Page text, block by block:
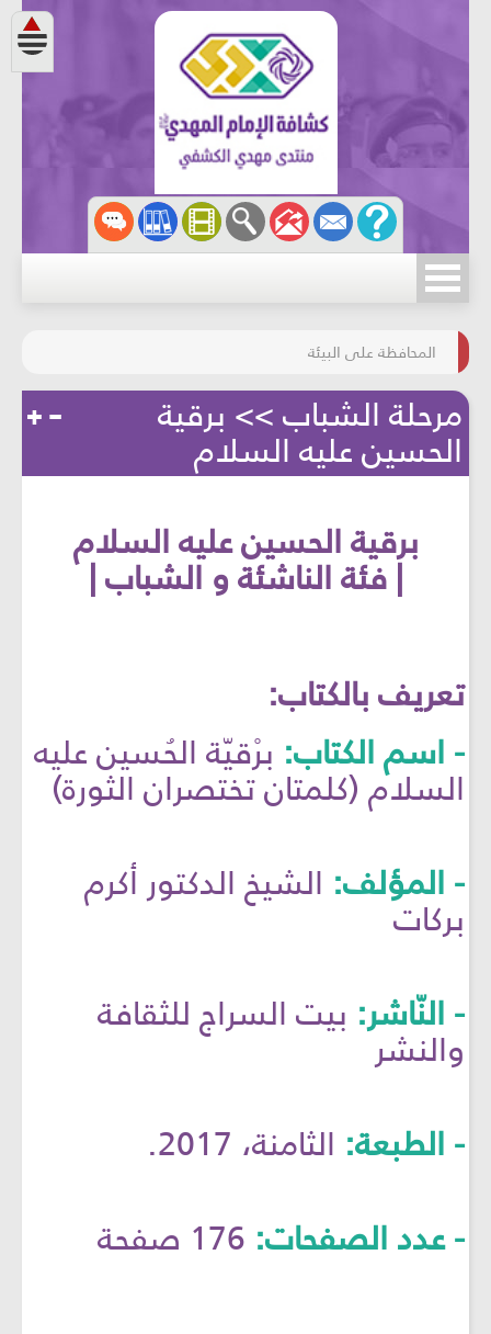
مسابقة الركب الحسينيّ
المحافظة على البيئة
مرحلة الشباب >> برقية
الحسين عليه السلام
برقية الحسين عليه السلام
| فئة الناشئة و الشباب |
تعريف بالكتاب:
- اسم الكتاب: برْقيّة الحُسين عليه
السلام (كلمتان تختصران الثورة)
- المؤلف: الشيخ الدكتور أكرم
بركات
- النّاشر: بيت السراج للثقافة
والنشر
- الطبعة: الثامنة، 2017.
- عدد الصفحات: 176 صفحة